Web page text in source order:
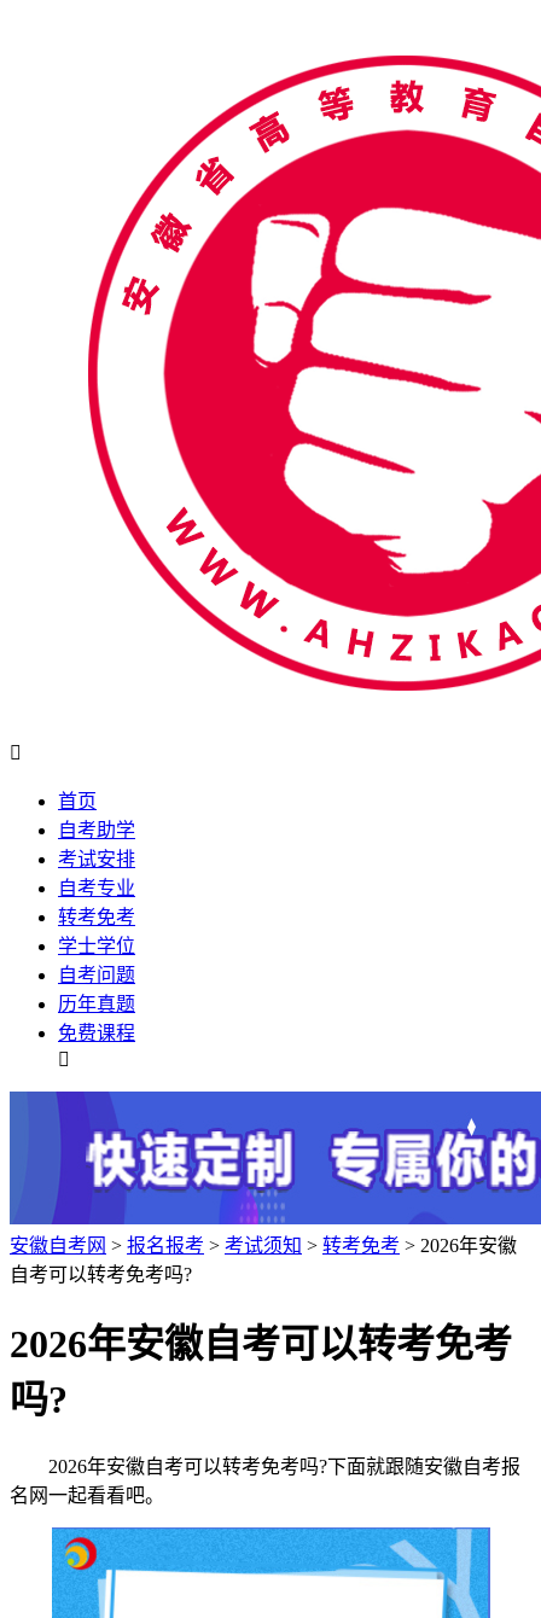

首页
自考助学
考试安排
自考专业
转考免考
学士学位
自考问题
历年真题
免费课程

安徽自考网 > 报名报考 > 考试须知 > 转考免考 > 2026年安徽
自考可以转考免考吗?
2026年安徽自考可以转考免考
吗?
2026年安徽自考可以转考免考吗?下面就跟随安徽自考报
名网一起看看吧。